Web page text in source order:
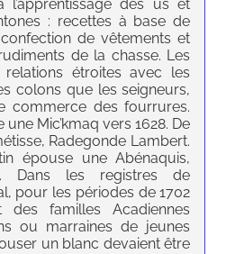
des us et
: recettes à base de
de vêtements et
de la chasse. Les
étroites avec les
colons que les seigneurs,
commerce des fourrures.
Mic’kmaq vers 1628. De
Radegonde Lambert.
épouse une Abénaquis,
Dans les registres de
pour les périodes de 1702
des familles Acadiennes
ou marraines de jeunes
un blanc devaient être